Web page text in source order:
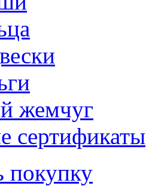
жемчуг
сертификаты
покупку